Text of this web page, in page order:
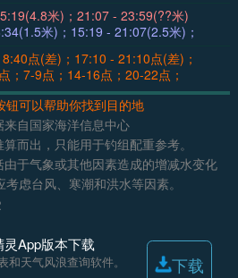
- 15:19(4.8米)；21:07 - 23:59(??米)
- 08:34(1.5米)；15:19 - 21:07(2.5米)；
点(差)；17:10 - 21:10点(差)；
；7-9点；14-16点；20-22点；
钮可以帮助你找到目的地
来自国家海洋信息中心
而出，只能用于钓组配重参考。
于气象或其他因素造成的增减水变化
虑台风、寒潮和洪水等因素。
App版本下载
和天气风浪查询软件。 下载